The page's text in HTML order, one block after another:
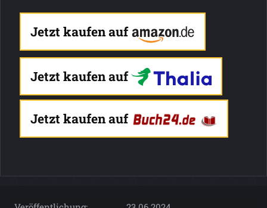
Jetzt kaufen auf
Jetzt kaufen auf
Jetzt kaufen auf